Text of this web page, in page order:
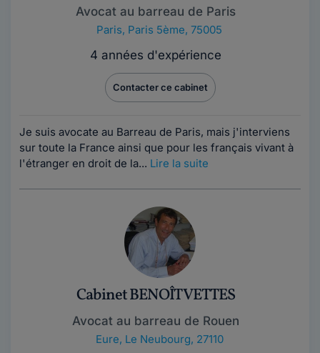
Avocat au barreau de Paris
Paris, Paris 5ème, 75005
4 années d'expérience
Contacter ce cabinet
Je suis avocate au Barreau de Paris, mais j'interviens
sur toute la France ainsi que pour les français vivant à
l'étranger en droit de la... Lire la suite
Cabinet BENOÎT VETTES
Avocat au barreau de Rouen
Eure, Le Neubourg, 27110